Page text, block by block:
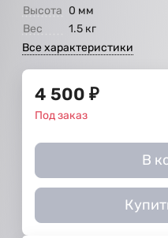
Высота 0 мм
Вес
1.5 кг
Все характеристики
4 500 ₽
Под заказ
В